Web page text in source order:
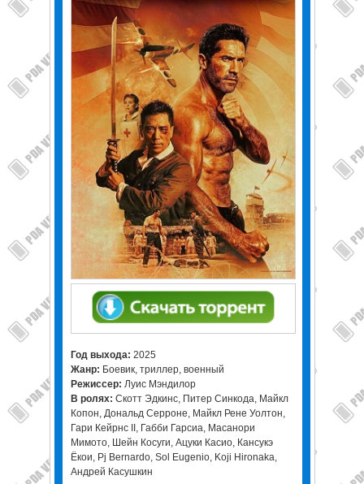
Год выхода: 2025
Жанр: Боевик, триллер, военный
Режиссер: Луис Мэндилор
В ролях: Скотт Эдкинс, Питер Синкода, Майкл
Копон, Дональд Серроне, Майкл Рене Уолтон,
Гари Кейрнс II, Габби Гарсиа, Масанори
Мимото, Шейн Косуги, Ацуки Касио, Кансукэ
Ёкои, Pj Bernardo, Sol Eugenio, Koji Hironaka,
Андрей Касушкин